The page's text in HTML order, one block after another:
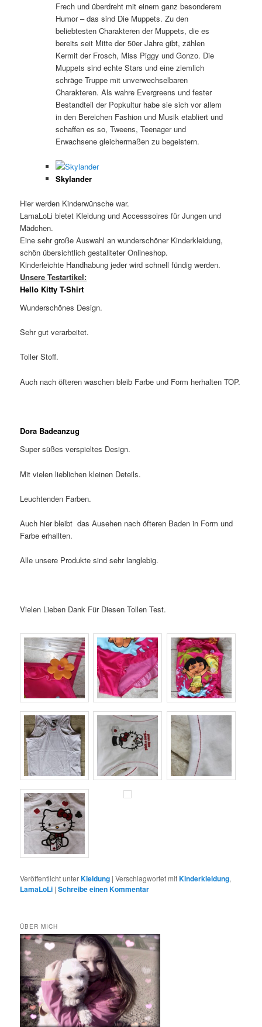
Frech und überdreht mit einem ganz besonderem
Humor – das sind Die Muppets. Zu den
beliebtesten Charakteren der Muppets, die es
bereits seit Mitte der 50er Jahre gibt, zählen
Kermit der Frosch, Miss Piggy und Gonzo. Die
Muppets sind echte Stars und eine ziemlich
schräge Truppe mit unverwechselbaren
Charakteren. Als wahre Evergreens und fester
Bestandteil der Popkultur habe sie sich vor allem
in den Bereichen Fashion und Musik etabliert und
schaffen es so, Tweens, Teenager und
Erwachsene gleichermaßen zu begeistern.
Skylander
Hier werden Kinderwünsche war.
LamaLoLi bietet Kleidung und Accesssoires für Jungen und
Mädchen.
Eine sehr große Auswahl an wunderschöner Kinderkleidung,
schön übersichtlich gestallteter Onlineshop.
Kinderleichte Handhabung jeder wird schnell fündig werden.
Unsere Testartikel:
Hello Kitty T-Shirt
Wunderschönes Design.
Sehr gut verarbeitet.
Toller Stoff.
Auch nach öfteren waschen bleib Farbe und Form herhalten TOP.
Dora Badeanzug
Super süßes verspieltes Design.
Mit vielen lieblichen kleinen Deteils.
Leuchtenden Farben.
Auch hier bleibt das Ausehen nach öfteren Baden in Form und
Farbe erhallten.
Alle unsere Produkte sind sehr langlebig.
Vielen Lieben Dank Für Diesen Tollen Test.
Veröffentlicht unterKleidung |Verschlagwortet mitKinderkleidung,
LamaLoLi |Schreibe einen Kommentar
ÜBER MICH